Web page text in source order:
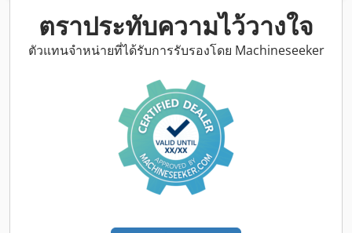
ตราประทับความไว้วางใจ
ตัวแทนจำหน่ายที่ได้รับการรับรองโดย Machineseeker